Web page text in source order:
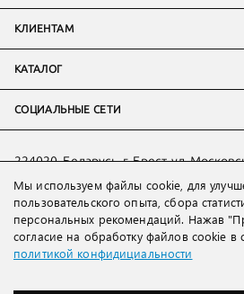
КЛИЕНТАМ
КАТАЛОГ
СОЦИАЛЬНЫЕ СЕТИ
214018 Россия, г. Смоленск, пр-т.
224020, Беларусь, г. Брест, ул.
Тел:+7 993 398 36 60(WhatsApp
Тел:+375 29 205 80 10( WhatsApp,Viber)
Email:ved@lakbi.com
Мы используем файлы cookie, для
пользовательского опыта, сбора
персональных рекомендаций. Нажав
согласие на обработку файлов cookie в
политикой конфидициальности